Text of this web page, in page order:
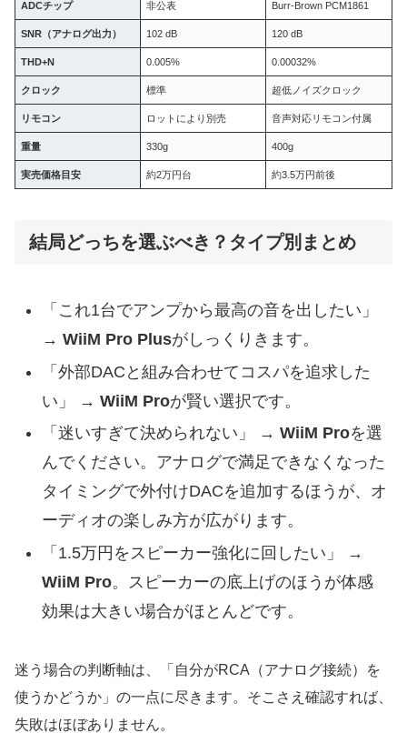
ADCチップ 非公表 Burr-Brown PCM1861
SNR（アナログ出力） 102 dB 120 dB
THD+N 0.005% 0.00032%
クロック 標準 超低ノイズクロック
リモコン ロットにより別売 音声対応リモコン付属
重量 330g 400g
実売価格目安 約2万円台 約3.5万円前後
結局どっちを選ぶべき？タイプ別まとめ
「これ1台でアンプから最高の音を出したい」
→ WiiM Pro Plusがしっくりきます。
「外部DACと組み合わせてコスパを追求した
い」 → WiiM Proが賢い選択です。
「迷いすぎて決められない」 → WiiM Proを選
んでください。アナログで満足できなくなった
タイミングで外付けDACを追加するほうが、オ
ーディオの楽しみ方が広がります。
「1.5万円をスピーカー強化に回したい」 →
WiiM Pro。スピーカーの底上げのほうが体感
効果は大きい場合がほとんどです。
迷う場合の判断軸は、「自分がRCA（アナログ接続）を
使うかどうか」の一点に尽きます。そこさえ確認すれば、
失敗はほぼありません。